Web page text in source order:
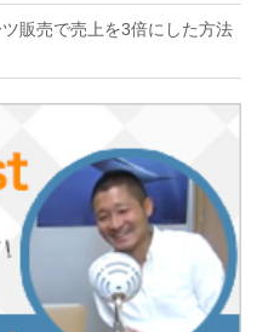
販売で売上を3倍にした方法